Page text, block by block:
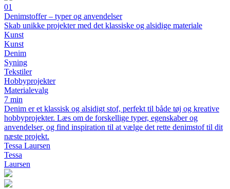
01
Denimstoffer – typer og anvendelser
Skab unikke projekter med det klassiske og alsidige materiale
Kunst
Kunst
Denim
Syning
Tekstiler
Hobbyprojekter
Materialevalg
7 min
Denim er et klassisk og alsidigt stof, perfekt til både tøj og kreative
hobbyprojekter. Læs om de forskellige typer, egenskaber og
anvendelser, og find inspiration til at vælge det rette denimstof til dit
næste projekt.
Tessa Laursen
Tessa
Laursen